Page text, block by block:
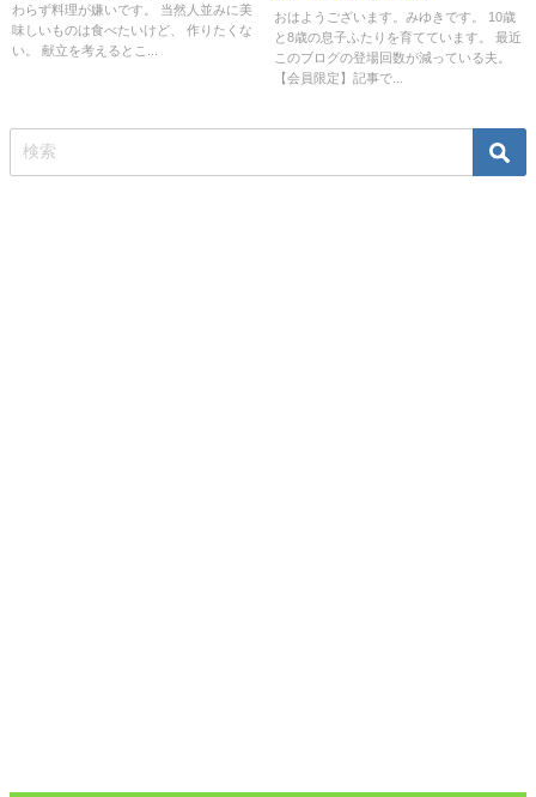
わらず料理が嫌いです。 当然人並みに美
味しいものは食べたいけど、 作りたくな
い。 献立を考えるとこ...
おはようございます。みゆきです。 10歳
と8歳の息子ふたりを育てています。 最近
このブログの登場回数が減っている夫。
【会員限定】記事で...